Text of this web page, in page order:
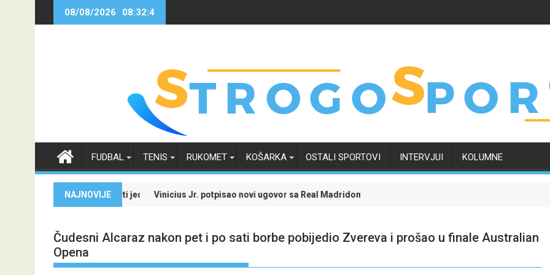
08/08/2026 08:32:5
FUDBAL TENIS RUKOMET KOŠARKA OSTALI SPORTOVI INTERVJUI KOLUMNE
NAJNOVIJE
i iskoristi jedinstvenu ponuduVinicius Jr. potpisao novi ugovor sa Real Madridom i okončao neizvijesnost oko svoje budućnosti
Evropski četvrtak zanimljiviji uz Meridian: Isprati borbu za
Čudesni Alcaraz nakon pet i po sati borbe pobijedio Zvereva i prošao u finale Australian
Opena